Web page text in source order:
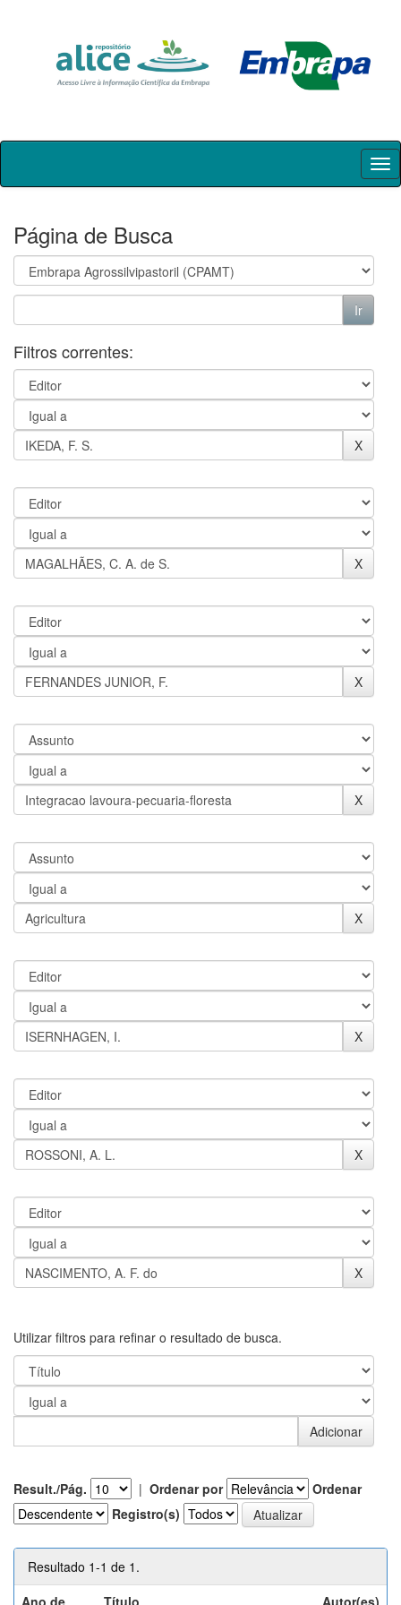
Skip
Página de Busca
Filtros correntes:
Utilizar filtros para refinar o resultado de busca.
Result./Pág. | Ordenar por
Ordenar
Registro(s)
Resultado 1-1 de 1.
Ano de
Título Autor(es)